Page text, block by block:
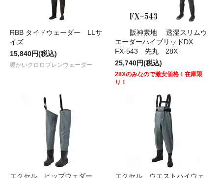
RBB タイドウェーダー LLサ
イズ
15,840円(税込)
暖かいクロロプレンウェーダー
阪神素地 透湿スリムウ
エーダーハイブリッドDX
FX-543 先丸 28X
25,740円(税込)
28Xのみなので激安価格！在庫限
り！
エクセル ヒップウェダー
エクセル ウエストハイウェ